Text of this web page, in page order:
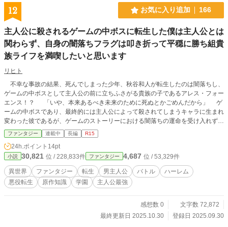
ざいます、正義の賢老様！！」」 嫌がらせのために老害ムーブしまくっている
はずなのに、周りから慕われるのはなんでじゃ？
12 お気に入り追加 166
主人公に殺されるゲームの中ボスに転生した僕は主人公とは
関わらず、自身の闇落ちフラグは叩き折って平穏に勝ち組貴
族ライフを満喫したいと思います
リヒト
不幸な事故の結果、死んでしまった少年、秋谷和人が転生したのは闇落ちし、
ゲームの中ボスとして主人公の前に立ちふさがる貴族の子であるアレス・フォー
エンス！？ 「いや、本来あるべき未来のために死ぬとかごめんだから」 ゲ
ームの中ボスであり、最終的には主人公によって殺されてしまうキャラに生まれ
変わった彼であるが、ゲームのストーリーにおける闇落ちの運命を受け入れず、
たとえ本来あるべき未来を捻じ曲げてても自身の未来を変えることを決意する。
何の対策もしなければ闇落ちし、主人公に殺されるという未来が待ち受け
ているようなキャラではあるが、それさえなければ生まれながらの勝ち組たる権
力者にして金持ちたる貴族の子である。 生まれながらにして自分の人生が苦
労なく楽しく暮らせることが確定している転生先である。なんとしてでも自身の
闇落ちをフラグを折るしかないだろう。 果たしてアレスは自身の闇落ちフラ
グを折り、自身の未来を変えることが出来るのか！？ 「欲張らず、謙虚に……
イフを手にすることが出来るのか！？ 自身の未来を変えようと奮起する少
ファンタジー 連載中 長編 R15
24h.ポイント 14pt
小説 30,821 位 / 228,833件 ファンタジー 4,687 位 / 53,329件
異世界 ファンタジー 転生 男主人公 バトル
ハーレム
悪役転生
原作知識 学園 主人公最強
感想数 0
文字数 72,872
最終更新日 2025.10.30
登録日 2025.09.30